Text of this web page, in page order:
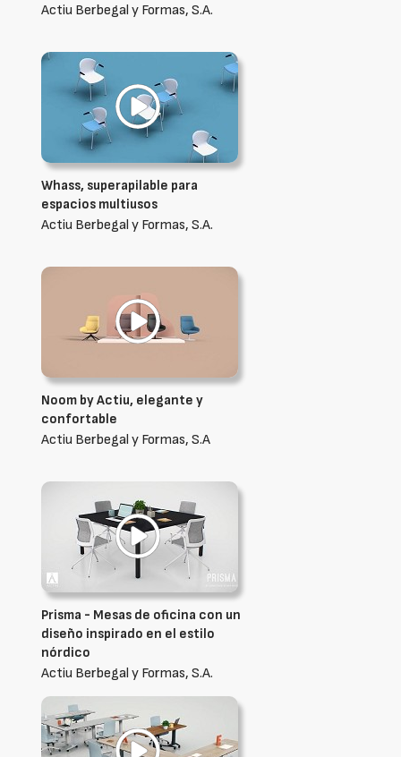
Actiu Berbegal y Formas, S.A.
Whass, superapilable para
espacios multiusos
Actiu Berbegal y Formas, S.A.
Noom by Actiu, elegante y
confortable
Actiu Berbegal y Formas, S.A
Prisma - Mesas de oficina con un
diseño inspirado en el estilo
nórdico
Actiu Berbegal y Formas, S.A.